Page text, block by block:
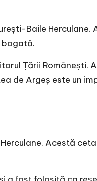
Baile
bogată.
Țării
de Argeș este un
Acestă